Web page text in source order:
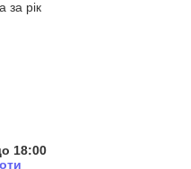
за рік
18:00